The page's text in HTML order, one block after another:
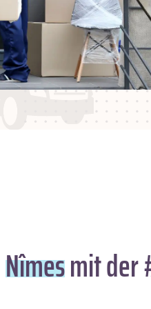
Nîmesmit der